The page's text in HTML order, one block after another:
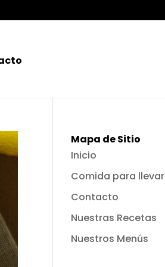
Mapa de Sitio
Inicio
Comida para llevar
Contacto
Nuestras Recetas
Nuestros Menús